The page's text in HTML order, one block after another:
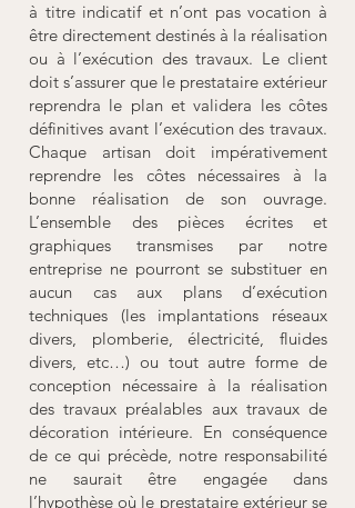
à titre indicatif et n’ont pas vocation à
être directement destinés à la réalisation
ou à l’exécution des travaux. Le client
doit s’assurer que le prestataire extérieur
reprendra le plan et validera les côtes
définitives avant l’exécution des travaux.
Chaque artisan doit impérativement
reprendre les côtes nécessaires à la
bonne réalisation de son ouvrage.
L’ensemble des pièces écrites et
graphiques transmises par notre
entreprise ne pourront se substituer en
aucun cas aux plans d’exécution
techniques (les implantations réseaux
divers, plomberie, électricité, fluides
divers, etc…) ou tout autre forme de
conception nécessaire à la réalisation
des travaux préalables aux travaux de
décoration intérieure. En conséquence
de ce qui précède, notre responsabilité
ne saurait être engagée dans
l’hypothèse où le prestataire extérieur se